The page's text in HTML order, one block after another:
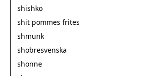
shishko
shit pommes frites
shmunk
shobresvenska
shonne